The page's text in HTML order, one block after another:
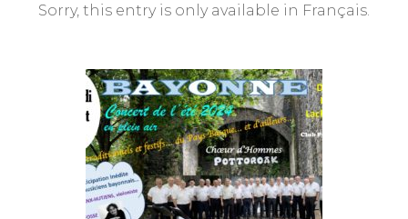
Sorry, this entry is only available in Français.